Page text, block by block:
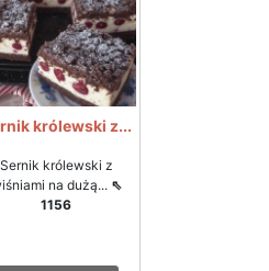
królewski z...
Sernik królewski z
na dużą... ⇖
1156